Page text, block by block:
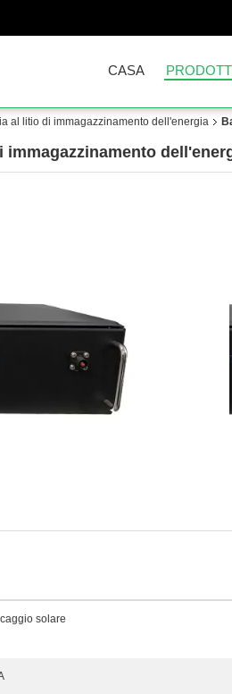
CASA
al litio di immagazzinamento dell'energia
solare